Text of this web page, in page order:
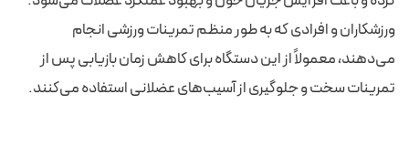
ورزشکاران و افرادی که به طور منظم تمرینات ورزشی انجام
می‌دهند، معمولاً از این دستگاه برای کاهش زمان بازیابی پس از
تمرینات سخت و جلوگیری از آسیب‌های عضلانی استفاده می‌کنند.